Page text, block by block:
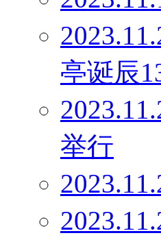
亭诞辰
举行